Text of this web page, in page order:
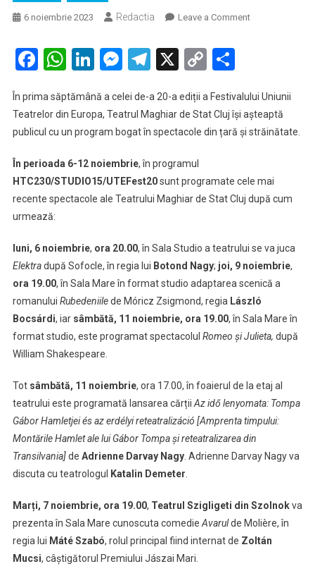
6 noiembrie 2023 Redactia Leave a Commenton
și
evenimentele
de
Fest,
la
de
Stat
Facebook
WhatsApp
LinkedIn
Messenger
Telegram
X Copy
În prima săptămână a celei de-a 20-a ediții a Festivalului Uniunii
Teatrelor din Europa, Teatrul Maghiar de Stat Cluj își așteaptă
publicul cu un program bogat în spectacole din țară și străinătate.
În perioada 6-12 noiembrie, în programul
HTC230/STUDIO15/UTEFest20sunt programate cele mai
recente spectacole ale Teatrului Maghiar de Stat Cluj după cum
urmează:
luni, 6 noiembrie, ora 20.00, în Sala Studio a teatrului se va juca
Elektradupă Sofocle, în regia lui Botond Nagy; joi, 9 noiembrie,
ora 19.00, în Sala Mare în format studio adaptarea scenică a
romanului Rubedeniilede Móricz Zsigmond, regia László
Bocsárdi, iar sâmbătă, 11 noiembrie, ora 19.00, în Sala Mare în
format studio, este programat spectacolul Romeo și Julieta, după
William Shakespeare.
Tot sâmbătă, 11 noiembrie, ora 17.00, în foaierul de la etaj al
teatrului este programată lansarea cărțiiAz idő lenyomata: Tompa
Gábor Hamletjei és az erdélyi reteatralizáció [Amprenta timpului:
Montările Hamlet ale lui Gábor Tompa și reteatralizarea din
Transilvania]de Adrienne Darvay Nagy. Adrienne Darvay Nagy va
discuta cu teatrologul
Katalin Demeter.
Marți, 7 noiembrie, ora 19.00, Teatrul Szigligeti din Szolnokva
prezenta în Sala Mare cunoscuta comedieAvarulde Molière, în
regia lui Máté Szabó, rolul principal fiind internat de Zoltán
Mucsi, câștigătorul Premiului Jászai Mari.